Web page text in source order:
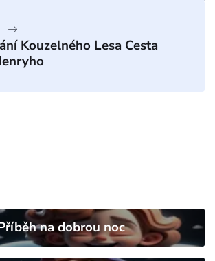
Kouzelného Lesa Cesta
na dobrou noc